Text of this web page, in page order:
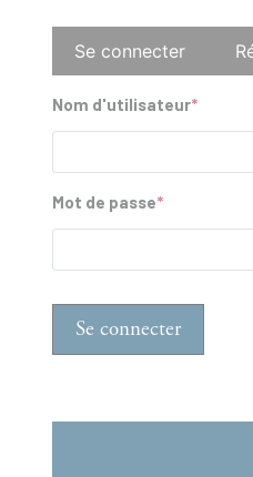
Onglets
principaux
Se connecter
Nom d'utilisateur
Mot de passe